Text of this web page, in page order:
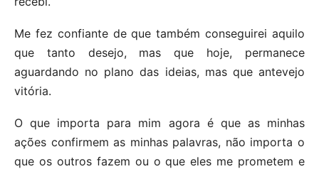
Me fez confiante de que também conseguirei aquilo
que tanto desejo, mas que hoje, permanece
aguardando no plano das ideias, mas que antevejo
vitória.
O que importa para mim agora é que as minhas
ações confirmem as minhas palavras, não importa o
que os outros fazem ou o que eles me prometem e